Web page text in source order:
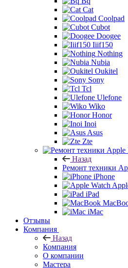
Cat
Coolpad
Cubot
Doogee
Iiif150
Nothing
Nubia
Oukitel
Sony
Tcl
Ulefone
Wiko
Honor
Inoi
Asus
Zte
Назад
Ремонт техники
iPhone
iPad
iMac
Отзывы
Компания
Назад
Компания
О компании
Мастера